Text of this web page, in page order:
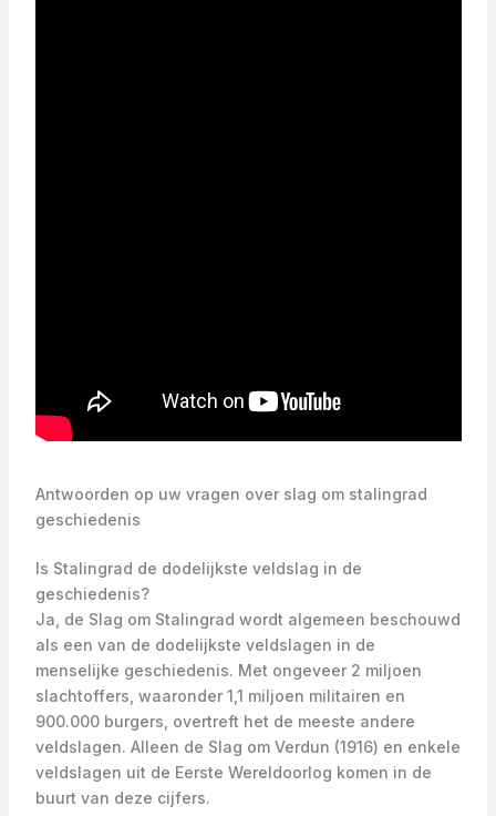
Antwoorden op uw vragen over slag om stalingrad
geschiedenis
Is Stalingrad de dodelijkste veldslag in de
geschiedenis?
Ja, de Slag om Stalingrad wordt algemeen beschouwd
als een van de dodelijkste veldslagen in de
menselijke geschiedenis. Met ongeveer 2 miljoen
slachtoffers, waaronder 1,1 miljoen militairen en
900.000 burgers, overtreft het de meeste andere
veldslagen. Alleen de Slag om Verdun (1916) en enkele
veldslagen uit de Eerste Wereldoorlog komen in de
buurt van deze cijfers.